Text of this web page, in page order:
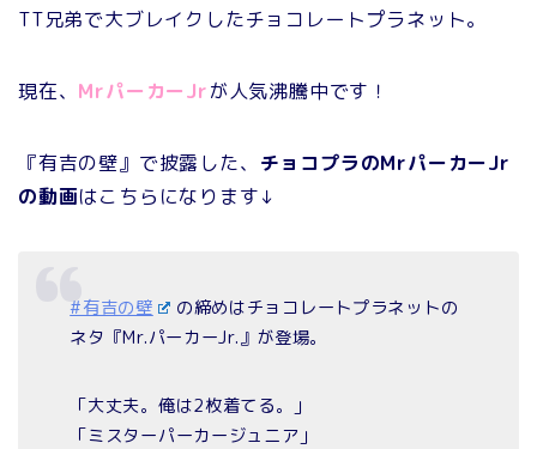
TT兄弟で大ブレイクしたチョコレートプラネット。
現在、 MrパーカーJrが人気沸騰中です！
『有吉の壁』で披露した、 チョコプラのMrパーカーJr
の動画はこちらになります↓
#有吉の壁
の締めはチョコレートプラネットの
ネタ『Mr.パーカーJr.』が登場。
「大丈夫。俺は2枚着てる。」
「ミスターパーカージュニア」